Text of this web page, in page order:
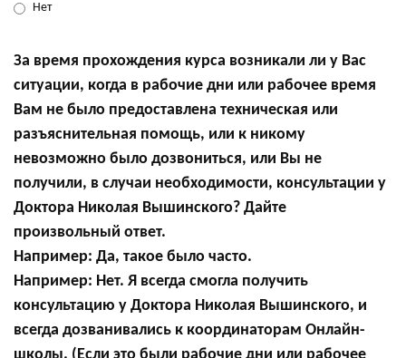
Нет
За время прохождения курса возникали ли у Вас
ситуации, когда в рабочие дни или рабочее время
Вам не было предоставлена техническая или
разъяснительная помощь, или к никому
невозможно было дозвониться, или Вы не
получили, в случаи необходимости, консультации у
Доктора Николая Вышинского? Дайте
произвольный ответ.
Например: Да, такое было часто.
Например: Нет. Я всегда смогла получить
консультацию у Доктора Николая Вышинского, и
всегда дозванивались к координаторам Онлайн-